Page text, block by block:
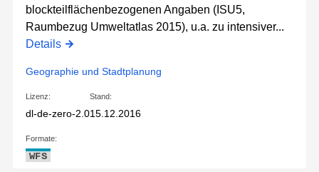
blockteilflächenbezogenen Angaben (ISU5,
Raumbezug Umweltatlas 2015), u.a. zu intensiver...
Details
Geographie und Stadtplanung
Lizenz:
dl-de-zero-2.0
Stand:
15.12.2016
Formate:
WFS